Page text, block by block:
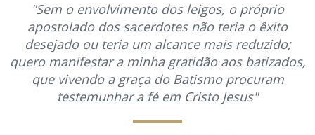
"Sem o envolvimento dos leigos, o próprio
apostolado dos sacerdotes não teria o êxito
desejado ou teria um alcance mais reduzido;
quero manifestar a minha gratidão aos batizados,
que vivendo a graça do Batismo procuram
testemunhar a fé em Cristo Jesus"